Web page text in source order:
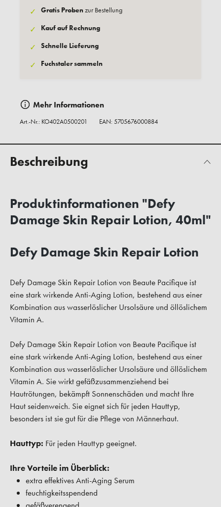
✓ Gratis Probenzur Bestellung
✓ Kauf auf Rechnung
✓ Schnelle Lieferung
✓ Fuchstaler sammeln
Mehr Informationen
Art.-Nr.: KO402A0500201 EAN: 5705676000884
Beschreibung
Produktinformationen "Defy
Damage Skin Repair Lotion, 40ml"
Defy Damage Skin Repair Lotion
Defy Damage Skin Repair Lotion von Beaute Pacifique ist
eine stark wirkende Anti-Aging Lotion, bestehend aus einer
Kombination aus wasserlöslicher Ursolsäure und öllöslichem
Vitamin A.
Defy Damage Skin Repair Lotion von Beaute Pacifique ist
eine stark wirkende Anti-Aging Lotion, bestehend aus einer
Kombination aus wasserlöslicher Ursolsäure und öllöslichem
Vitamin A. Sie wirkt gefäßzusammenziehend bei
Hautrötungen, bekämpft Sonnenschäden und macht Ihre
Haut seidenweich. Sie eignet sich für jeden Hauttyp,
besonders ist sie gut für die Pflege von Männerhaut.
Hauttyp: Für jeden Hauttyp geeignet.
Ihre Vorteile im Überblick:
extra effektives Anti-Aging Serum
feuchtigkeitsspendend